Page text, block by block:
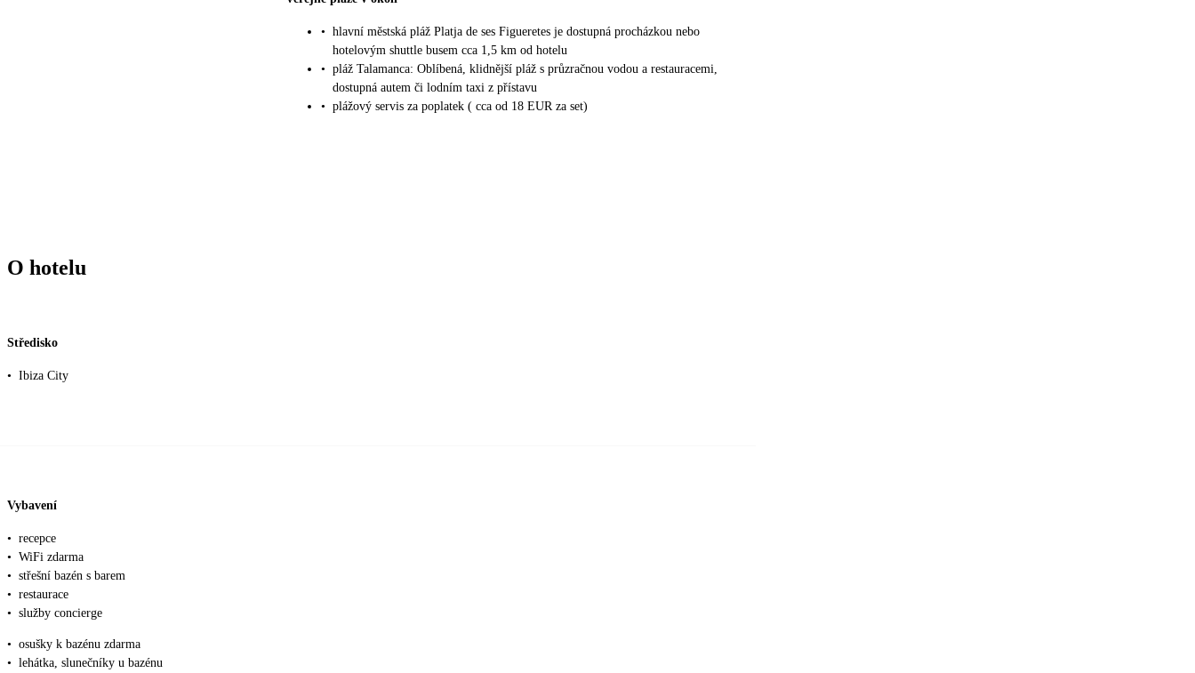
• hlavní městská pláž Platja de ses Figueretes je dostupná procházkou nebo
hotelovým shuttle busem cca 1,5 km od hotelu
• pláž Talamanca: Oblíbená, klidnější pláž s průzračnou vodou a restauracemi,
dostupná autem či lodním taxi z přístavu
• plážový servis za poplatek ( cca od 18 EUR za set)
O hotelu
Středisko
• Ibiza City
Vybavení
• recepce
• WiFi zdarma
• střešní bazén s barem
• restaurace
• služby concierge
• osušky k bazénu zdarma
• lehátka, slunečníky u bazénu